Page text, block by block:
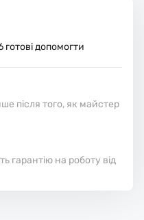
прибирають робоче місц
готові допомогти
після того, як майстер
гарантію на роботу від